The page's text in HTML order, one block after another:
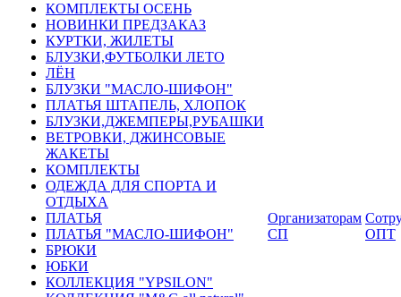
КОМПЛЕКТЫ ОСЕНЬ
НОВИНКИ ПРЕДЗАКАЗ
КУРТКИ, ЖИЛЕТЫ
БЛУЗКИ,ФУТБОЛКИ ЛЕТО
ЛЁН
БЛУЗКИ "МАСЛО-ШИФОН"
ПЛАТЬЯ ШТАПЕЛЬ, ХЛОПОК
БЛУЗКИ,ДЖЕМПЕРЫ,РУБАШКИ
ВЕТРОВКИ, ДЖИНСОВЫЕ
ЖАКЕТЫ
КОМПЛЕКТЫ
ОДЕЖДА ДЛЯ СПОРТА И
ОТДЫХА
ПЛАТЬЯ
ПЛАТЬЯ "МАСЛО-ШИФОН"
БРЮКИ
ЮБКИ
КОЛЛЕКЦИЯ "YPSILON"
Организаторам
СП
ОПТ